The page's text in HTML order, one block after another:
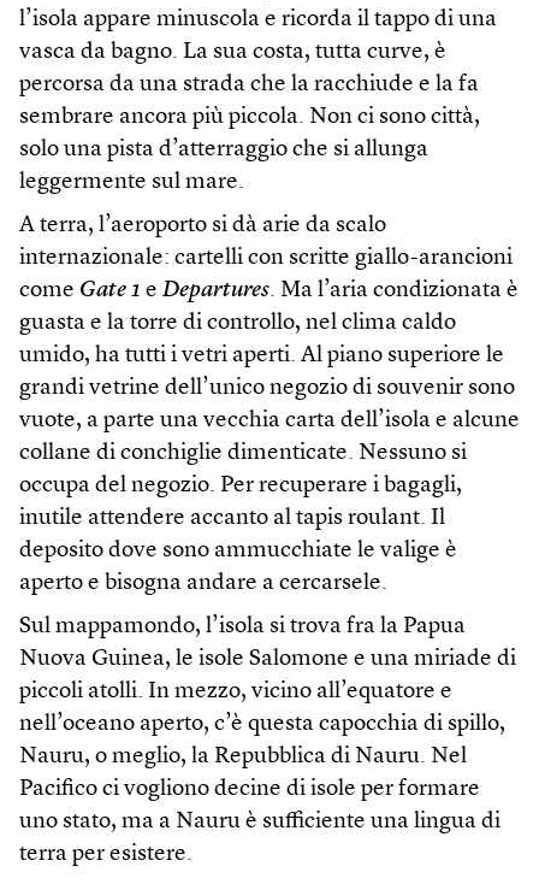
l’isola appare minuscola e ricorda il tappo di una
vasca da bagno. La sua costa, tutta curve, è
percorsa da una strada che la racchiude e la fa
sembrare ancora più piccola. Non ci sono città,
solo una pista d’atterraggio che si allunga
leggermente sul mare.
A terra, l’aeroporto si dà arie da scalo
internazionale: cartelli con scritte giallo-arancioni
come Gate 1 e Departures. Ma l’aria condizionata è
guasta e la torre di controllo, nel clima caldo
umido, ha tutti i vetri aperti. Al piano superiore le
grandi vetrine dell’unico negozio di souvenir sono
vuote, a parte una vecchia carta dell’isola e alcune
collane di conchiglie dimenticate. Nessuno si
occupa del negozio. Per recuperare i bagagli,
inutile attendere accanto al tapis roulant. Il
deposito dove sono ammucchiate le valige è
aperto e bisogna andare a cercarsele.
Sul mappamondo, l’isola si trova fra la Papua
Nuova Guinea, le isole Salomone e una miriade di
piccoli atolli. In mezzo, vicino all’equatore e
nell’oceano aperto, c’è questa capocchia di spillo,
Nauru, o meglio, la Repubblica di Nauru. Nel
Pacifico ci vogliono decine di isole per formare
uno stato, ma a Nauru è sufficiente una lingua di
terra per esistere.